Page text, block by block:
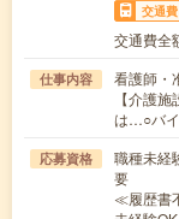
交通費
交通費全
仕事内容
看護師・
【介護
は…○バ
応募資格
職種未経
要
≪履歴書